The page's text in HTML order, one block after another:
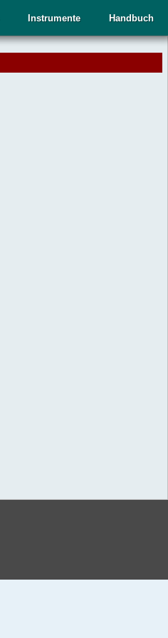
Handbuch
Instrumente